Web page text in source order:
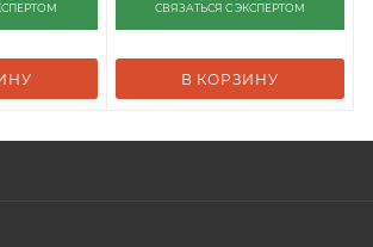
СВЯЗАТЬСЯ С ЭКСПЕРТОМ
В КОРЗИНУ